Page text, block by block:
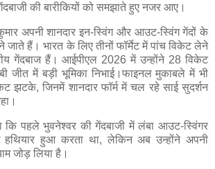
की बारीकियों को समझाते हुए नजर आए।
अपनी शानदार इन-स्विंग और आउट-स्विंग गेंदों के
जाते हैं। भारत के लिए तीनों फॉर्मेट में पांच विकेट लेने
गेंदबाज हैं। आईपीएल 2026 में उन्होंने 28 विकेट
जीत में बड़ी भूमिका निभाई।फाइनल मुकाबले में भी
झटके, जिनमें शानदार फॉर्म में चल रहे साई सुदर्शन
पहले भुवनेश्वर की गेंदबाजी में लंबा आउट-स्विंगर
हथियार हुआ करता था, लेकिन अब उन्होंने अपनी
जोड़ लिया है।